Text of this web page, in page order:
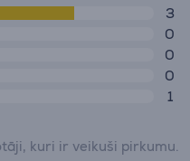
3
0
0
0
1
kuri ir veikuši pirkumu.